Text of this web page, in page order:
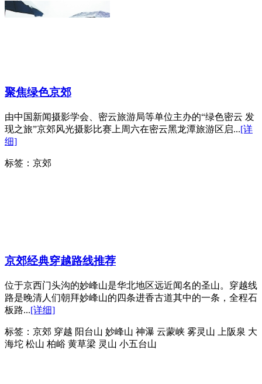
聚焦绿色京郊
由中国新闻摄影学会、密云旅游局等单位主办的“绿色密云 发
现之旅”京郊风光摄影比赛上周六在密云黑龙潭旅游区启...[详
细]
标签： 京郊
京郊经典穿越路线推荐
位于京西门头沟的妙峰山是华北地区远近闻名的圣山。穿越线
路是晚清人们朝拜妙峰山的四条进香古道其中的一条，全程石
板路...[详细]
标签： 京郊 穿越 阳台山 妙峰山 神瀑 云蒙峡 雾灵山 上阪泉 大
海坨 松山 柏峪 黄草梁 灵山 小五台山